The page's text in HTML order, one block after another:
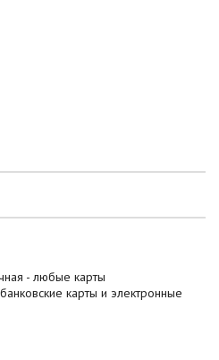
- любые карты
карты и электронные